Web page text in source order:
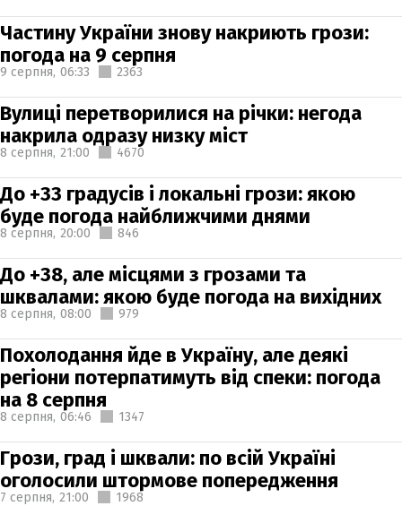
Частину України знову накриють грози:
погода на 9 серпня
9 серпня, 06:33 2363
Вулиці перетворилися на річки: негода
накрила одразу низку міст
8 серпня, 21:00 4670
До +33 градусів і локальні грози: якою
буде погода найближчими днями
8 серпня, 20:00 846
До +38, але місцями з грозами та
шквалами: якою буде погода на вихідних
8 серпня, 08:00 979
Похолодання йде в Україну, але деякі
регіони потерпатимуть від спеки: погода
на 8 серпня
8 серпня, 06:46 1347
Грози, град і шквали: по всій Україні
оголосили штормове попередження
7 серпня, 21:00 1968